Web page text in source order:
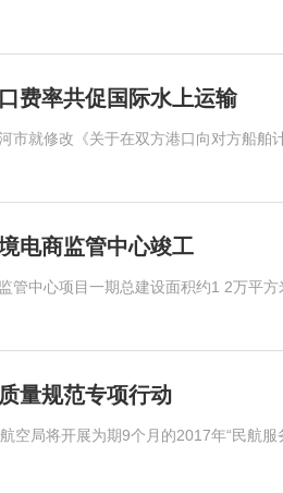
费率共促国际水上运输
市就修改《关于在双方港口向对方船舶
电商监管中心竣工
管中心项目一期总建设面积约1 2万平方
量规范专项行动
空局将开展为期9个月的2017年“民航服